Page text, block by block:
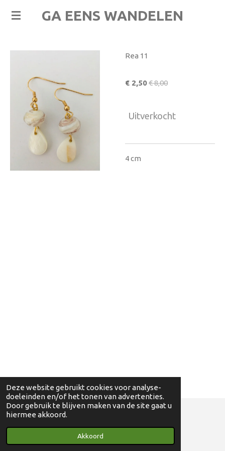
Deze website gebruikt cookies voor analyse-
doeleinden en/of het tonen van advertenties.
Door gebruik te blijven maken van de site gaat u
hiermee akkoord.
Akkoord
Ga
de
GA EENS WANDELEN
Rea 11
€ 2,50€ 8,00
Uitverkocht
4 cm